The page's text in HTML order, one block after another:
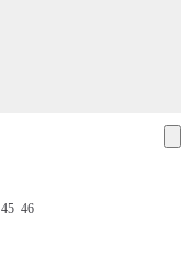
45 46